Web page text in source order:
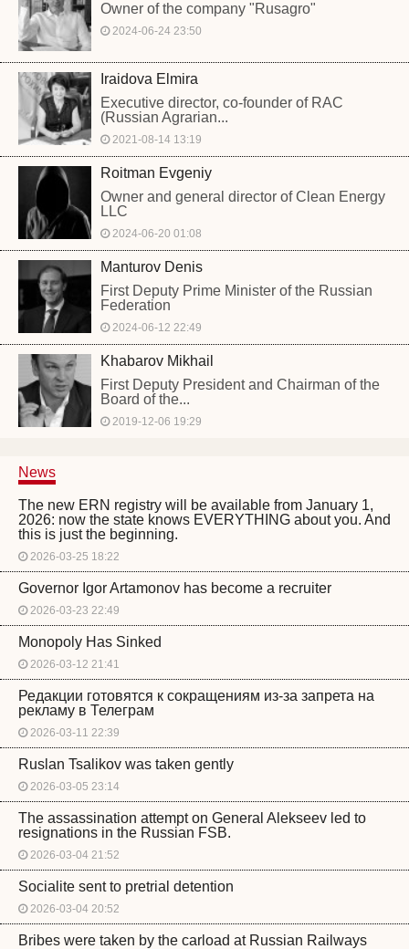
Owner of the company "Rusagro"
2024-06-24 23:50
Iraidova Elmira
Executive director, co-founder of RAC
(Russian Agrarian...
2021-08-14 13:19
Roitman Evgeniy
Owner and general director of Clean Energy
LLC
2024-06-20 01:08
Manturov Denis
First Deputy Prime Minister of the Russian
Federation
2024-06-12 22:49
Khabarov Mikhail
First Deputy President and Chairman of the
Board of the...
2019-12-06 19:29
News
The new ERN registry will be available from January 1,
2026: now the state knows EVERYTHING about you. And
this is just the beginning.
2026-03-25 18:22
Governor Igor Artamonov has become a recruiter
2026-03-23 22:49
Monopoly Has Sinked
2026-03-12 21:41
Редакции готовятся к сокращениям из-за запрета на
рекламу в Телеграм
2026-03-11 22:39
Ruslan Tsalikov was taken gently
2026-03-05 23:14
The assassination attempt on General Alekseev led to
resignations in the Russian FSB.
2026-03-04 21:52
Socialite sent to pretrial detention
2026-03-04 20:52
Bribes were taken by the carload at Russian Railways